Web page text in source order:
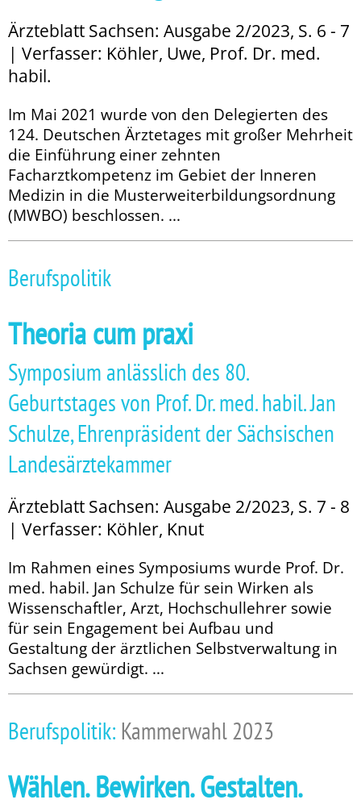
Ärzteblatt Sachsen: Ausgabe 2/2023, S. 6 - 7
| Verfasser: Köhler, Uwe, Prof. Dr. med.
habil.
Im Mai 2021 wurde von den Delegierten des
124. Deutschen Ärztetages mit großer Mehrheit
die Einführung einer zehnten
Facharztkompetenz im Gebiet der Inneren
Medizin in die Musterweiterbildungsordnung
(MWBO) be­­schlossen. ...
Berufspolitik
Theoria cum praxi
Symposium anlässlich des 80.
Geburtstages von Prof. Dr. med. habil. Jan
Schulze, Ehrenpräsident der Sächsischen
Landesärztekammer
Ärzteblatt Sachsen: Ausgabe 2/2023, S. 7 - 8
| Verfasser: Köhler, Knut
Im Rahmen eines Symposiums wurde Prof. Dr.
med. habil. Jan Schulze für sein Wirken als
Wissenschaftler, Arzt, Hochschullehrer sowie
für sein Engagement bei Aufbau und
Gestaltung der ärztlichen Selbstverwaltung in
Sachsen gewürdigt. ...
Berufspolitik: Kammerwahl 2023
Wählen. Bewirken. Gestalten.